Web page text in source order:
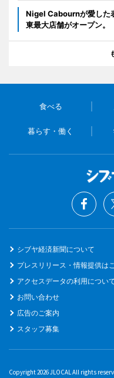
Nigel Cabournが愛した
東最大店舗がオープン。
食べる
暮らす・働く
シブヤ経済新聞について
プレスリリース・情報提供は
アクセスデータの利用につい
お問い合わせ
広告のご案内
スタッフ募集
Copyright 2026 JLOCAL All rights